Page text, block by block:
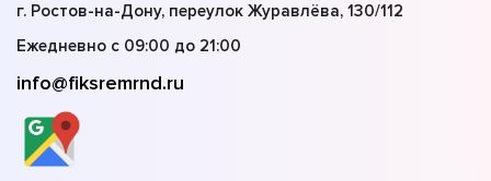
г. Ростов-на-Дону, переулок Журавлёва, 130/112
Ежедневно с 09:00 до 21:00
info@fiksremrnd.ru